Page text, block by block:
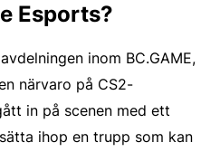
Esports?
inom BC.GAME,
närvaro på CS2-
in på scenen med ett
ihop en trupp som kan